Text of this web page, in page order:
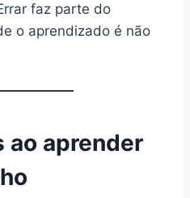
faz parte do
o aprendizado é não
ao aprender